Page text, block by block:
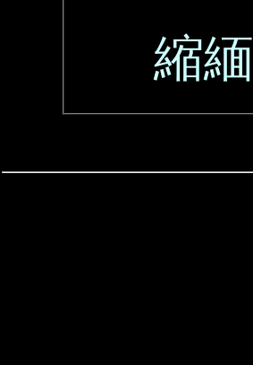
縮緬